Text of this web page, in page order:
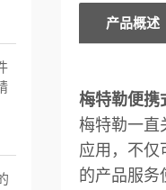
产品概述
梅特勒便携
梅特勒一直
应用，不仅
的产品服务